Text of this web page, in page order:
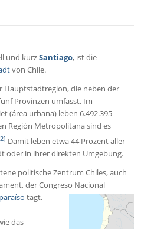
und kurzSantiago, ist die
von Chile.
Hauptstadtregion, die neben der
Provinzen umfasst. Im
(área urbana) leben 6.492.395
Región Metropolitana sind es
Damit leben etwa 44 Prozent aller
oder in ihrer direkten Umgebung.
politische Zentrum Chiles, auch
der Congreso Nacional
tagt.
das